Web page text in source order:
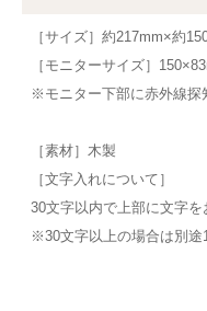
［サイズ］約217mm×約
［モニターサイズ］
※モニター下部に赤外線探
［素材］木製
［文字入れについて］
30文字以内で上部に文字
※30文字以上の場合は別途